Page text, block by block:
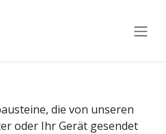
die von unseren
oder Ihr Gerät gesendet